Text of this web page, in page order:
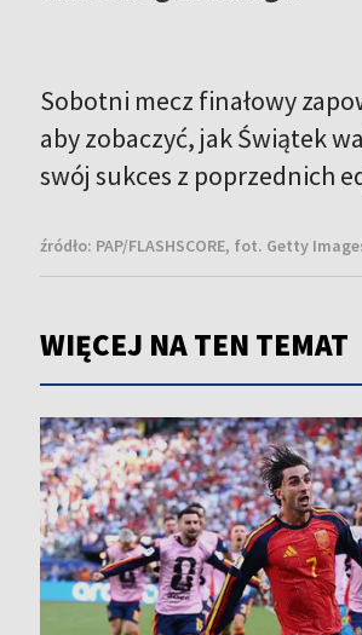
Sobotni mecz finałowy
aby zobaczyć, jak Świątek
swój sukces z poprzednich
źródło: PAP/FLASHSCORE, fot. Getty
WIĘCEJ NA TEN TEMAT